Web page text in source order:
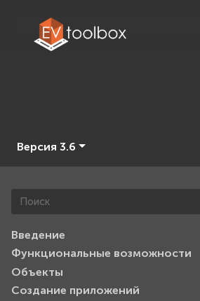
Версия 3.6
Введение
Функциональные возможности
Объекты
Создание приложений